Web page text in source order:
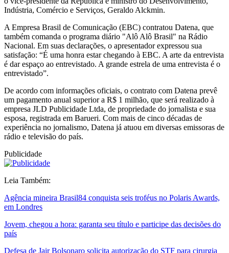
Indústria, Comércio e Serviços, Geraldo Alckmin.
A Empresa Brasil de Comunicação (EBC) contratou Datena, que
também comanda o programa diário "Alô Alô Brasil" na Rádio
Nacional. Em suas declarações, o apresentador expressou sua
satisfação: “É uma honra estar chegando à EBC. A arte da entrevista
é dar espaço ao entrevistado. A grande estrela de uma entrevista é o
entrevistado”.
De acordo com informações oficiais, o contrato com Datena prevê
um pagamento anual superior a R$ 1 milhão, que será realizado à
empresa JLD Publicidade Ltda, de propriedade do jornalista e sua
esposa, registrada em Barueri. Com mais de cinco décadas de
experiência no jornalismo, Datena já atuou em diversas emissoras de
rádio e televisão do país.
Publicidade
Leia Também:
Agência mineira Brasil84 conquista seis troféus no Polaris Awards,
em Londres
Jovem, chegou a hora: garanta seu título e participe das decisões do
país
Defesa de Jair Bolsonaro solicita autorização do STF para cirurgia